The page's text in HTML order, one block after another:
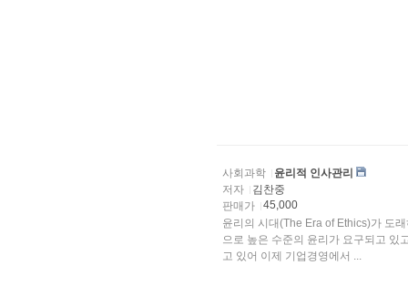
사회과학
윤리적 인사관리
저자
김찬중
판매가
45,000
윤리의 시대(The Era of Ethics)가 도
으로 높은 수준의 윤리가 요구되고 있
고 있어 이제 기업경영에서 ...